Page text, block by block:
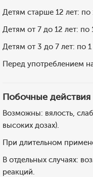
Детям старше 12 лет: по
Детям от 7 до 12 лет: по
Детям от 3 до 7 лет: по
Перед употреблением
Побочные действия
Возможны: вялость,
высоких дозах).
При длительном
В отдельных случаях:
реакций.